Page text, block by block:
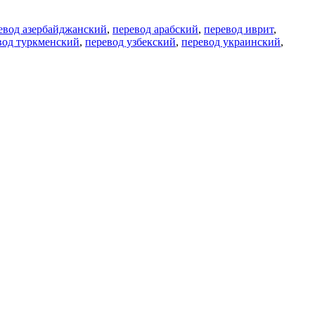
азербайджанский, перевод арабский, перевод иврит,
туркменский, перевод узбекский, перевод украинский,